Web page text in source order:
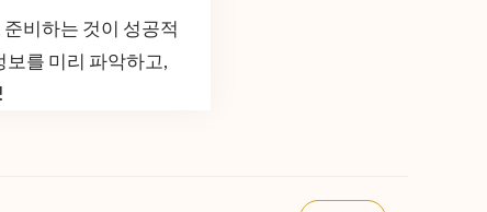
비하는 것이 성공적
보를 미리 파악하고,